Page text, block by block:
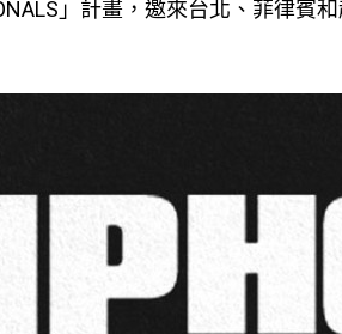
」計畫，邀來台北、菲律賓